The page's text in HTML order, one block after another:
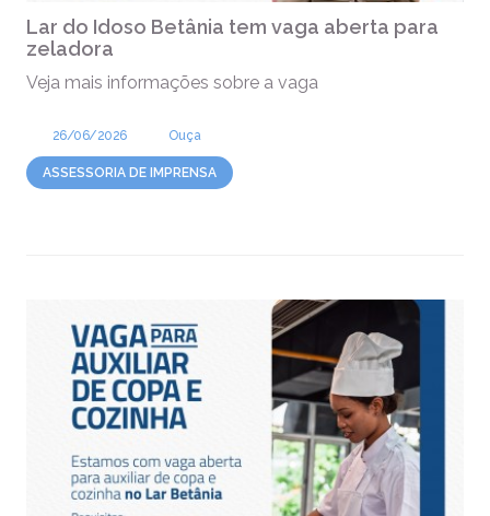
Lar do Idoso Betânia tem vaga aberta para
zeladora
Veja mais informações sobre a vaga
26/06/2026 Ouça
ASSESSORIA DE IMPRENSA